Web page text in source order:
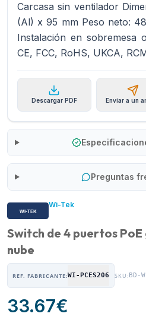
Carcasa sin ventilador
(Al) x 95 mm Peso neto:
Instalación en sobremesa
CE, FCC, RoHS, UKCA,
Descargar PDF Enviar a un
Preguntas
Wi-Tek
Switch de 4 puertos
nube
REF. FABRICANTE:WI-PCES206 SKU:BD-
33.67€